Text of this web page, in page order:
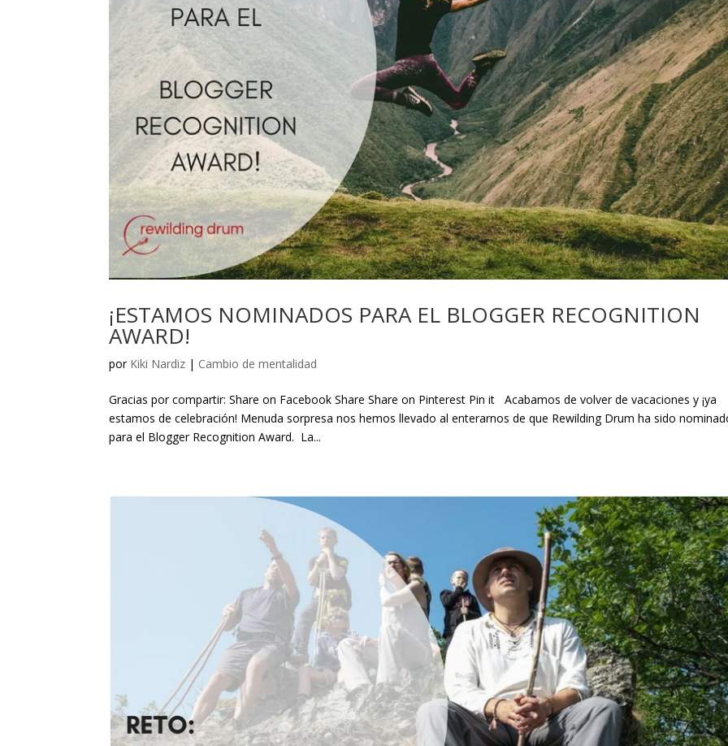
¡ESTAMOS NOMINADOS PARA EL BLOGGER RECOGNITION
AWARD!
por Kiki Nardiz | Cambio de mentalidad
Gracias por compartir: Share on Facebook Share Share on Pinterest Pin it Acabamos de volver de vacaciones y ¡ya
estamos de celebración! Menuda sorpresa nos hemos llevado al enterarnos de que Rewilding Drum ha sido
para el Blogger Recognition Award. La...